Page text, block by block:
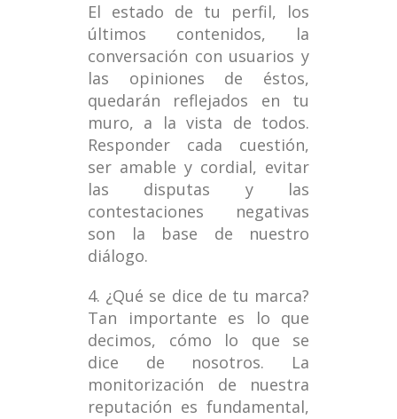
El estado de tu perfil, los
últimos contenidos, la
conversación con usuarios y
las opiniones de éstos,
quedarán reflejados en tu
muro, a la vista de todos.
Responder cada cuestión,
ser amable y cordial, evitar
las disputas y las
contestaciones negativas
son la base de nuestro
diálogo.
4. ¿Qué se dice de tu marca?
Tan importante es lo que
decimos, cómo lo que se
dice de nosotros. La
monitorización de nuestra
reputación es fundamental,